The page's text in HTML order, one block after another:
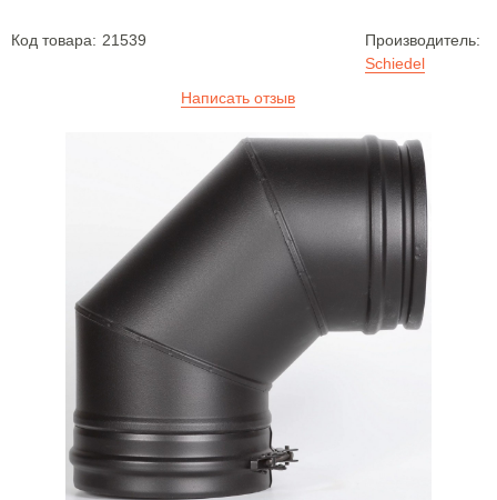
Код товара: 21539
Производитель:
Schiedel
Написать отзыв